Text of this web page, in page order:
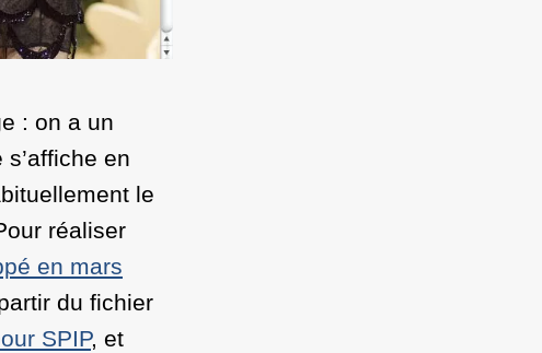
: on a un
en
le
réaliser
en mars
du fichier
SPIP, et